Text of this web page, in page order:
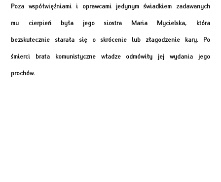
Poza współwięźniami i oprawcami jedynym świadkiem zadawanych
mu cierpień była jego siostra Maria Mycielska, która
bezskutecznie starała się o skrócenie lub złagodzenie kary. Po
śmierci brata komunistyczne władze odmówiły jej wydania jego
prochów.